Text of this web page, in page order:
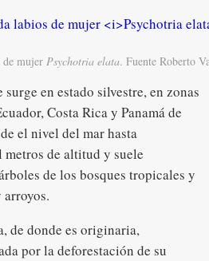
mujer Psychotria elata. Fuente Roberto
en estado silvestre, en zonas
Costa Rica y Panamá de
el nivel del mar hasta
de altitud y suele
de los bosques tropicales y
de donde es originaria,
por la deforestación de su